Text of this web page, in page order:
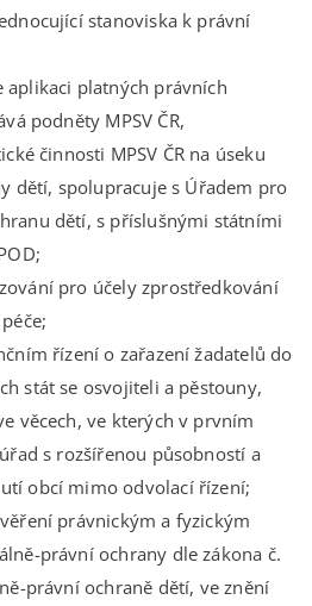
stanoviska k právní
aplikaci platných právních
podněty MPSV ČR,
činnosti MPSV ČR na úseku
dětí, spolupracuje s Úřadem pro
dětí, s příslušnými státními
pro účely zprostředkování
řízení o zařazení žadatelů do
stát se osvojiteli a pěstouny,
věcech, ve kterých v prvním
s rozšířenou působností a
obcí mimo odvolací řízení;
právnickým a fyzickým
právní ochrany dle zákona č.
právní ochraně dětí, ve znění